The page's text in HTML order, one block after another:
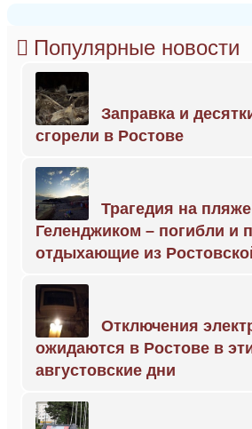
Популярные новости
Заправка и
сгорели в Ростове
Трагедия на
Геленджиком – погибли и
отдыхающие из
Отключения
ожидаются в Ростове в
августовские дни